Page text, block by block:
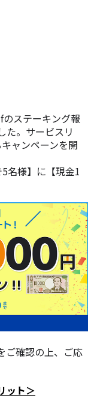
ステーキング報
た。サービスリ
ャンペーンを開
名様】に【現金1
ご確認の上、ご応
ット＞